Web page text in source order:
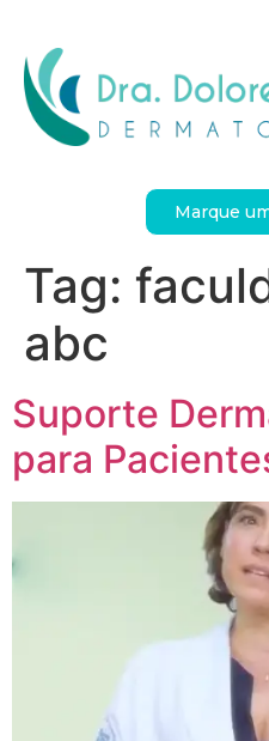
Marque
Tag:
abc
Suporte
para